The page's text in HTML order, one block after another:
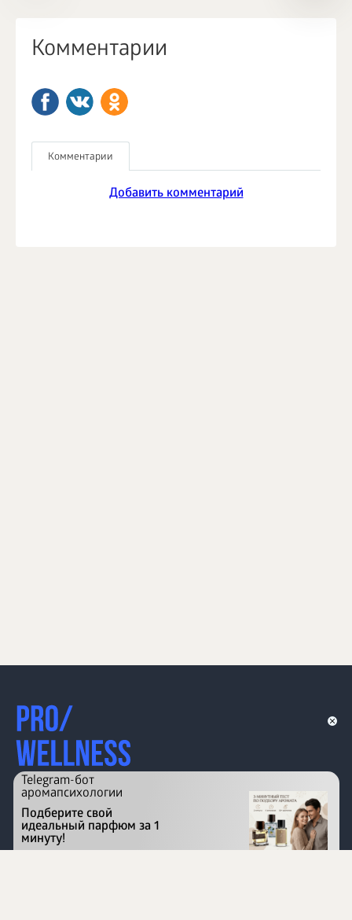
Комментарии
Комментарии
Добавить комментарий
Перейти на сайт
Telegram-бот
аромапсихологии
Подберите свой
идеальный парфюм за 1
минуту!